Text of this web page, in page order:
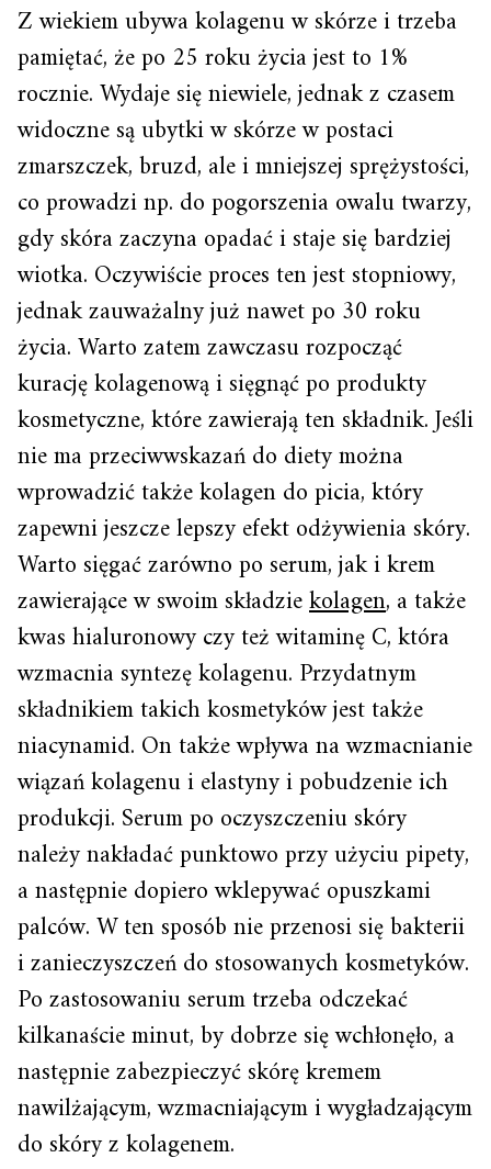
Z wiekiem ubywa kolagenu w skórze i trzeba
pamiętać, że po 25 roku życia jest to 1%
rocznie. Wydaje się niewiele, jednak z czasem
widoczne są ubytki w skórze w postaci
zmarszczek, bruzd, ale i mniejszej sprężystości,
co prowadzi np. do pogorszenia owalu twarzy,
gdy skóra zaczyna opadać i staje się bardziej
wiotka. Oczywiście proces ten jest stopniowy,
jednak zauważalny już nawet po 30 roku
życia. Warto zatem zawczasu rozpocząć
kurację kolagenową i sięgnąć po produkty
kosmetyczne, które zawierają ten składnik. Jeśli
nie ma przeciwwskazań do diety można
wprowadzić także kolagen do picia, który
zapewni jeszcze lepszy efekt odżywienia skóry.
Warto sięgać zarówno po serum, jak i krem
zawierające w swoim składziekolagen, a także
kwas hialuronowy czy też witaminę C, która
wzmacnia syntezę kolagenu. Przydatnym
składnikiem takich kosmetyków jest także
niacynamid. On także wpływa na wzmacnianie
wiązań kolagenu i elastyny i pobudzenie ich
produkcji. Serum po oczyszczeniu skóry
należy nakładać punktowo przy użyciu pipety,
a następnie dopiero wklepywać opuszkami
palców. W ten sposób nie przenosi się bakterii
i zanieczyszczeń do stosowanych kosmetyków.
Po zastosowaniu serum trzeba odczekać
kilkanaście minut, by dobrze się wchłonęło, a
następnie zabezpieczyć skórę kremem
nawilżającym, wzmacniającym i wygładzającym
do skóry z kolagenem.